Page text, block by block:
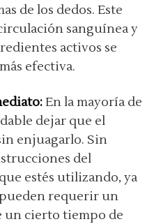
de los dedos. Este
sanguínea y
activos se
efectiva.
En la mayoría de
dejar que el
enjuagarlo. Sin
del
estés utilizando, ya
requerir un
un cierto tiempo de